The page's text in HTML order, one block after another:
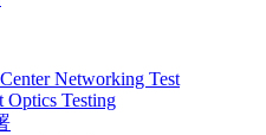
Networking Test
Optics Testing